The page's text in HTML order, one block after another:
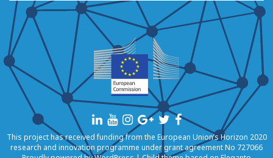
This project has received funding from the European Union’s Horizon 2020
research and innovation programme under grant agreement No 727066